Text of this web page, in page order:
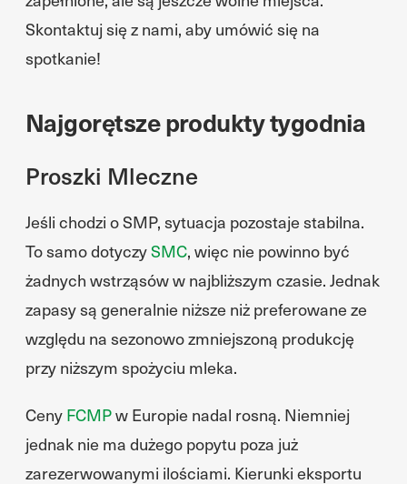
Skontaktuj się z nami, aby umówić się na
spotkanie!
Najgorętsze produkty tygodnia
Proszki Mleczne
Jeśli chodzi o SMP, sytuacja pozostaje stabilna.
To samo dotyczySMC, więc nie powinno być
żadnych wstrząsów w najbliższym czasie. Jednak
zapasy są generalnie niższe niż preferowane ze
względu na sezonowo zmniejszoną produkcję
przy niższym spożyciu mleka.
Ceny FCMPw Europie nadal rosną. Niemniej
jednak nie ma dużego popytu poza już
zarezerwowanymi ilościami. Kierunki eksportu